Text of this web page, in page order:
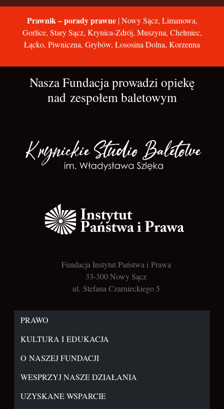
Prawnik – porady prawne| Nowy Sącz, Limanowa,
Gorlice, Stary Sącz, Krynica-Zdrój, Muszyna, Chełmiec,
Łącko, Piwniczna, Grybów, Łososina Dolna, Korzenna
Nasza Fundacja prowadzi opiekę
nad zespołem baletowym
Fundacja Instytut Państwa i Prawa
33-300 Nowy Sącz
ul. Stefana Czarnieckiego 5
PRAWO
KULTURA I EDUKACJA
O NASZEJ FUNDACJI
WESPRZYJ NASZE DZIAŁANIA
UZYSKANE WSPARCIE